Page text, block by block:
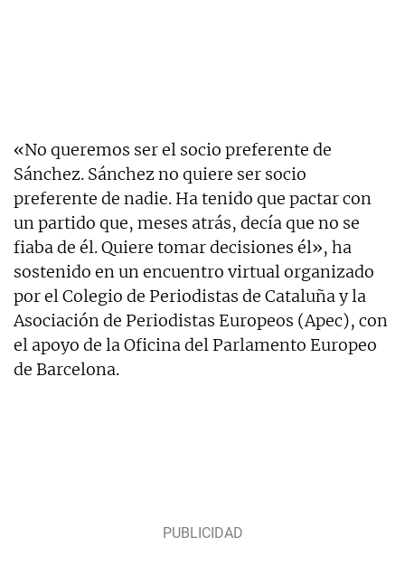
«No queremos ser el socio preferente de
Sánchez. Sánchez no quiere ser socio
preferente de nadie. Ha tenido que pactar con
un partido que, meses atrás, decía que no se
fiaba de él. Quiere tomar decisiones él», ha
sostenido en un encuentro virtual organizado
por el Colegio de Periodistas de Cataluña y la
Asociación de Periodistas Europeos (Apec), con
el apoyo de la Oficina del Parlamento Europeo
de Barcelona.